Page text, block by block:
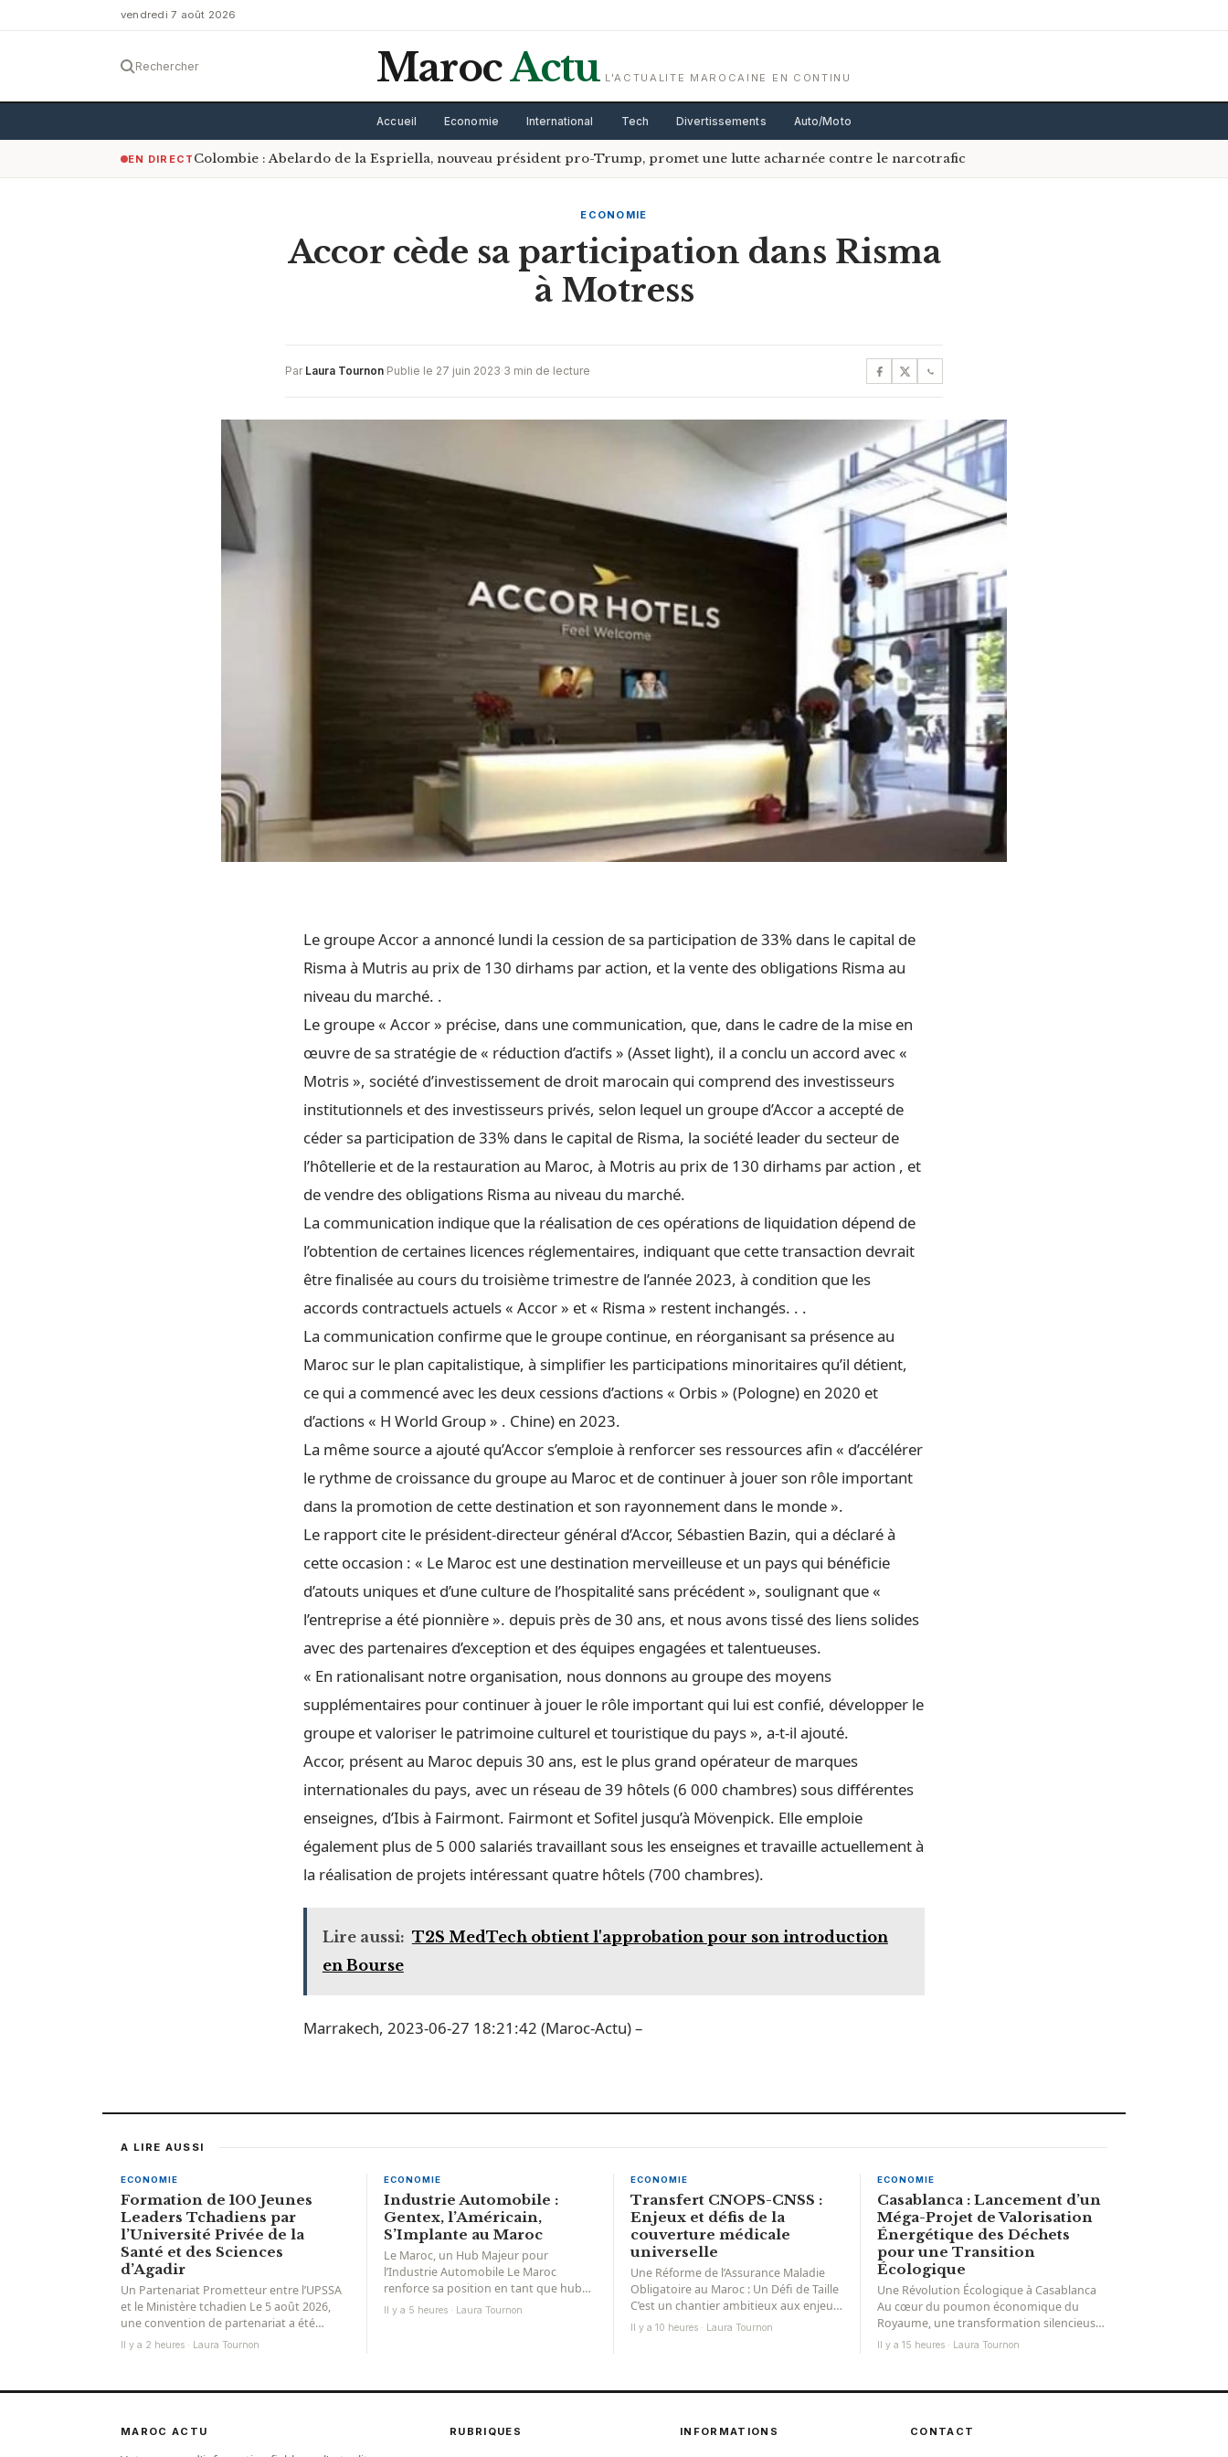
vendredi 7 août 2026
Rechercher MarocActu L'ACTUALITE MAROCAINE EN CONTINU
Accueil Economie International Tech Divertissements Auto/Moto
EN DIRECT Colombie : Abelardo de la Espriella, nouveau président pro-Trump, promet une lutte acharnée contre le narcotrafic
ECONOMIE
Accor cède sa participation dans Risma
à Motress
Par Laura Tournon·Publie le 27 juin 2023·3 min de lecture
Le groupe Accor a annoncé lundi la cession de sa participation de 33% dans le capital de
Risma à Mutris au prix de 130 dirhams par action, et la vente des obligations Risma au
niveau du marché. .
Le groupe « Accor » précise, dans une communication, que, dans le cadre de la mise en
œuvre de sa stratégie de « réduction d’actifs » (Asset light), il a conclu un accord avec «
Motris », société d’investissement de droit marocain qui comprend des investisseurs
institutionnels et des investisseurs privés, selon lequel un groupe d’Accor a accepté de
céder sa participation de 33% dans le capital de Risma, la société leader du secteur de
l’hôtellerie et de la restauration au Maroc, à Motris au prix de 130 dirhams par action , et
de vendre des obligations Risma au niveau du marché.
La communication indique que la réalisation de ces opérations de liquidation dépend de
l’obtention de certaines licences réglementaires, indiquant que cette transaction devrait
être finalisée au cours du troisième trimestre de l’année 2023, à condition que les
accords contractuels actuels « Accor » et « Risma » restent inchangés. . .
La communication confirme que le groupe continue, en réorganisant sa présence au
Maroc sur le plan capitalistique, à simplifier les participations minoritaires qu’il détient,
ce qui a commencé avec les deux cessions d’actions « Orbis » (Pologne) en 2020 et
d’actions « H World Group » . Chine) en 2023.
La même source a ajouté qu’Accor s’emploie à renforcer ses ressources afin « d’accélérer
le rythme de croissance du groupe au Maroc et de continuer à jouer son rôle important
dans la promotion de cette destination et son rayonnement dans le monde ».
Le rapport cite le président-directeur général d’Accor, Sébastien Bazin, qui a déclaré à
cette occasion : « Le Maroc est une destination merveilleuse et un pays qui bénéficie
d’atouts uniques et d’une culture de l’hospitalité sans précédent », soulignant que «
l’entreprise a été pionnière ». depuis près de 30 ans, et nous avons tissé des liens solides
avec des partenaires d’exception et des équipes engagées et talentueuses.
« En rationalisant notre organisation, nous donnons au groupe des moyens
supplémentaires pour continuer à jouer le rôle important qui lui est confié, développer le
groupe et valoriser le patrimoine culturel et touristique du pays », a-t-il ajouté.
Accor, présent au Maroc depuis 30 ans, est le plus grand opérateur de marques
internationales du pays, avec un réseau de 39 hôtels (6 000 chambres) sous différentes
enseignes, d’Ibis à Fairmont. Fairmont et Sofitel jusqu’à Mövenpick. Elle emploie
également plus de 5 000 salariés travaillant sous les enseignes et travaille actuellement à
la réalisation de projets intéressant quatre hôtels (700 chambres).
Lire aussi: T2S MedTech obtient l'approbation pour son introduction
en Bourse
Marrakech, 2023-06-27 18:21:42 (Maroc-Actu) –
A LIRE AUSSI
ECONOMIE
Formation de 100 Jeunes
Leaders Tchadiens par
l’Université Privée de la
Santé et des Sciences
d’Agadir
Un Partenariat Prometteur entre l’UPSSA
et le Ministère tchadien Le 5 août 2026,
une convention de partenariat a été
signée entre l’Université...
Il y a 2 heures · Laura Tournon
ECONOMIE
Industrie Automobile :
Gentex, l’Américain,
S’Implante au Maroc
Le Maroc, un Hub Majeur pour
l’Industrie Automobile Le Maroc
renforce sa position en tant que hub
incontournable pour la sous-traitance
Il y a 5 heures · Laura Tournon
ECONOMIE
Transfert CNOPS-CNSS :
Enjeux et défis de la
couverture médicale
universelle
Une Réforme de l’Assurance Maladie
Obligatoire au Maroc : Un Défi de Taille
C’est un chantier ambitieux aux enjeux
considérables. Le gouvernement...
Il y a 10 heures · Laura Tournon
ECONOMIE
Casablanca : Lancement d’un
Méga-Projet de Valorisation
Énergétique des Déchets
pour une Transition
Écologique
Une Révolution Écologique à Casablanca
Au cœur du poumon économique du
Royaume, une transformation silencieuse
mais décisive s’amorce pour réinventer
Il y a 15 heures · Laura Tournon
MAROC ACTU RUBRIQUES INFORMATIONS CONTACT